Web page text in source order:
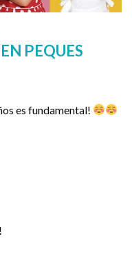
PEQUES
es fundamental!